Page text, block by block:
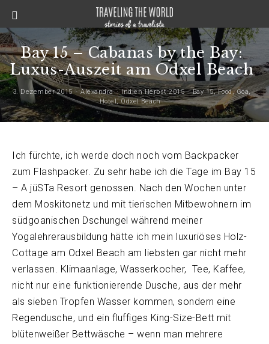
Bay 15 – Cabanas by the Bay:
Luxus-Auszeit am Odxel Beach
3. Dezember 2015 Alexandra Indien Herbst 2015 Bay 15,Food,Goa,
Hotel,Odxel Beach
Ich fürchte, ich werde doch noch vom Backpacker
zum Flashpacker. Zu sehr habe ich die Tage im Bay 15
– A jüSTa Resort genossen. Nach den Wochen unter
dem Moskitonetz und mit tierischen Mitbewohnern im
südgoanischen Dschungel während meiner
Yogalehrerausbildung hätte ich mein luxuriöses Holz-
Cottage am Odxel Beach am liebsten gar nicht mehr
verlassen. Klimaanlage, Wasserkocher, Tee, Kaffee,
nicht nur eine funktionierende Dusche, aus der mehr
als sieben Tropfen Wasser kommen, sondern eine
Regendusche, und ein fluffiges King-Size-Bett mit
blütenweißer Bettwäsche – wenn man mehrere